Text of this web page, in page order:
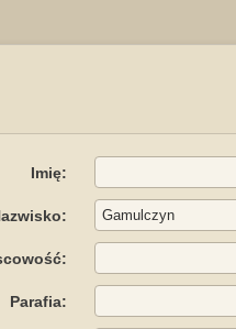
Imię:
Parafia: